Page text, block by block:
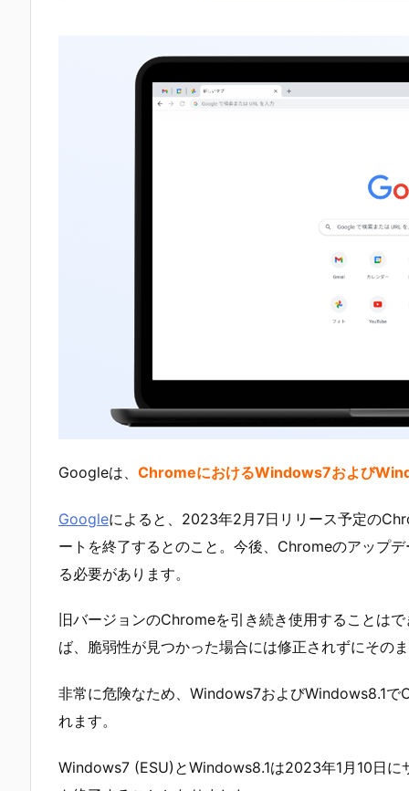
Googleは、 ChromeにおけるWindows7および
Googleによると、2023年2月7日リリース予定の
ートを終了するとのこと。今後、Chromeのアップ
る必要があります。
旧バージョンのChromeを引き続き使用することは
ば、脆弱性が見つかった場合には修正されずにその
非常に危険なため、Windows7およびWindows8.1で
れます。
Windows7 (ESU)とWindows8.1は2023年1月10日